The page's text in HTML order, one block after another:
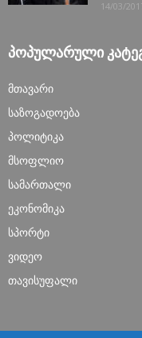
14/03/
ᲞᲝᲞᲣᲚᲐᲠᲣᲚᲘ
მთავარი
საზოგადოება
პოლიტიკა
მსოფლიო
სამართალი
ეკონომიკა
სპორტი
ვიდეო
თავისუფალი